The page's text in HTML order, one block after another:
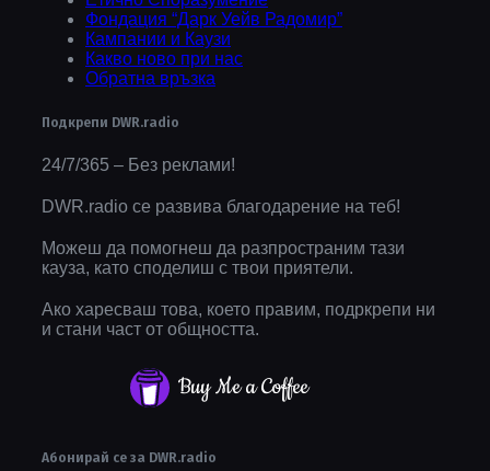
Фондация “Дарк Уейв Радомир”
Кампании и Каузи
Какво ново при нас
Обратна връзка
Подкрепи DWR.radio
24/7/365 – Без реклами!
DWR.radio се развива благодарение на теб!
Можеш да помогнеш да разпространим тази
кауза, като споделиш с твои приятели.
Ако харесваш това, което правим, подркрепи ни
и стани част от общността.
Buy Me a Coffee
Абонирай се за DWR.radio